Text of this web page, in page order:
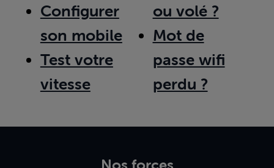
Configurer
son mobile
Test votre
vitesse
ou volé ?
Mot de
passe wifi
perdu ?